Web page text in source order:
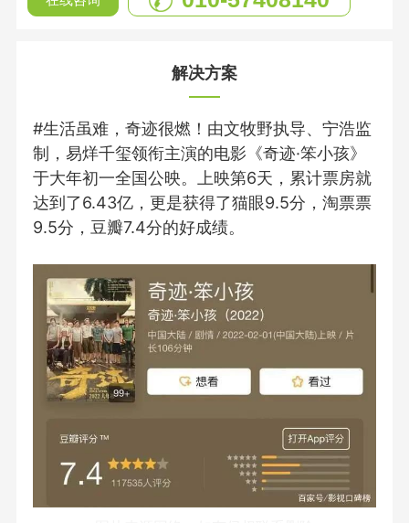
解决方案
#生活虽难，奇迹很燃！由文牧野执导、宁浩监
制，易烊千玺领衔主演的电影《奇迹·笨小孩》
于大年初一全国公映。上映第6天，累计票房就
达到了6.43亿，更是获得了猫眼9.5分，淘票票
9.5分，豆瓣7.4分的好成绩。